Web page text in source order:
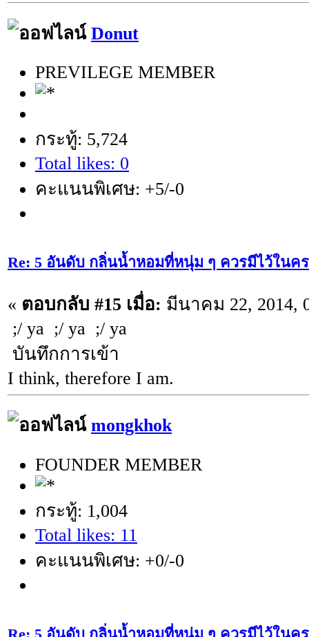
Donut
PREVILEGE MEMBER
กระทู้: 5,724
Total likes: 0
คะแนนพิเศษ: +5/-0
Re: 5 อันดับ กลิ่นน้ำหอมที่หนุ่ม ๆ ควรมีไว้ในค
« ตอบกลับ #15 เมื่อ: มีนาคม 22, 2014,
;/ ya ;/ ya ;/ ya
บันทึกการเข้า
I think, therefore I am.
mongkhok
FOUNDER MEMBER
กระทู้: 1,004
Total likes: 11
คะแนนพิเศษ: +0/-0